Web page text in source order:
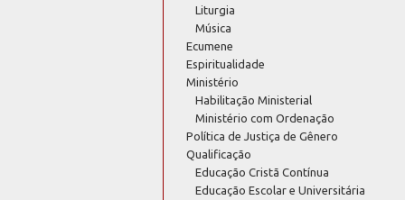
Liturgia
Música
Ecumene
Espiritualidade
Ministério
Habilitação Ministerial
Ministério com Ordenação
Política de Justiça de Gênero
Qualificação
Educação Cristã Contínua
Educação Escolar e Universitária